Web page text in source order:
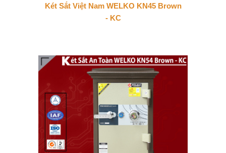
Két Sắt Việt Nam WELKO KN45 Brown
- KC